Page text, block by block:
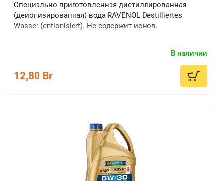
Специально приготовленная дистиллированная
(деионизированная) вода RAVENOL Destilliertes
Wasser (entionisiert). Не содержит ионов.
В наличии
12,80 Br